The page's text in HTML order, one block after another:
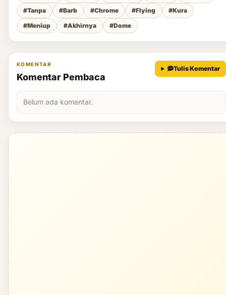
#Tanpa
#Barb #Chrome #Flying
#Kura
#Meniup
#Akhirnya #Dome
KOMENTAR
Komentar Pembaca
Tulis Komentar
Belum ada komentar.